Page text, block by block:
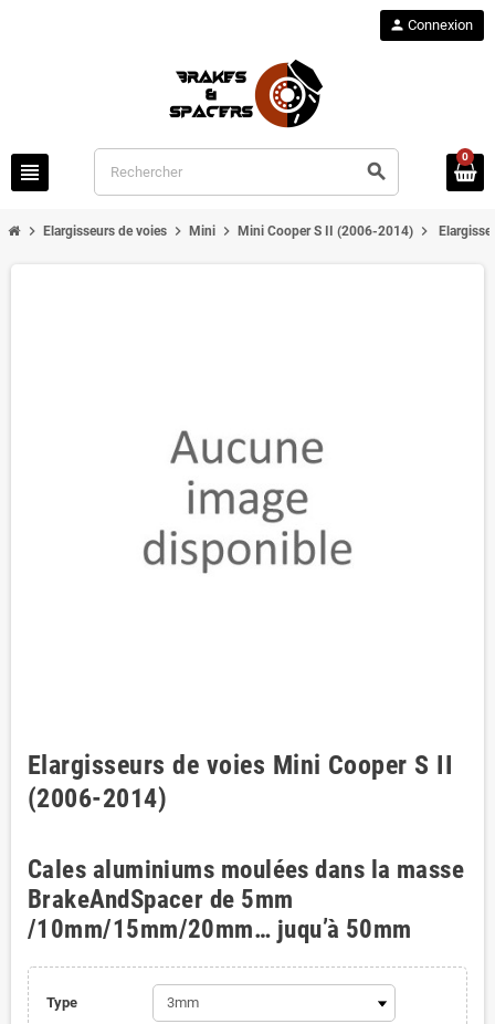
view_headline search
person Connexion
0
chevron_right Elargisseurs de voies chevron_right Mini chevron_right Mini Cooper S II (2006-2014) chevron_right
Elargisseurs de voies Mini Cooper S II
(2006-2014)
Cales aluminiums moulées dans la masse
BrakeAndSpacer de 5mm
/10mm/15mm/20mm… juqu’à 50mm
Type